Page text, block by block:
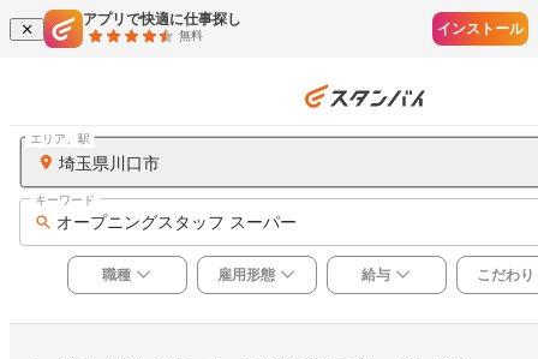
アプリで快適に仕事探し
無料 インストール
埼玉県川口市
エリア、駅
オープニングスタッフ スーパー
キーワード
職種 雇用形態 給与 こだわり